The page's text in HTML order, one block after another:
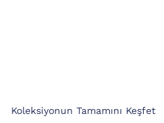
Koleksiyonun Tamamını Keşfet